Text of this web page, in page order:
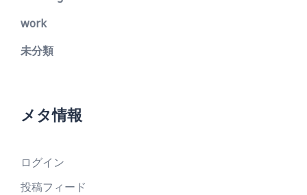
work
未分類
メタ情報
ログイン
投稿フィード